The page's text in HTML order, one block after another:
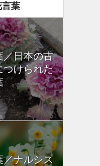
言葉
／日本の古
つけられた
／ナルシス